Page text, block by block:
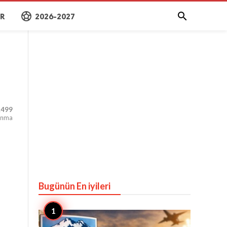
sports_soccer 2026-2027 
Bugünün En iyileri